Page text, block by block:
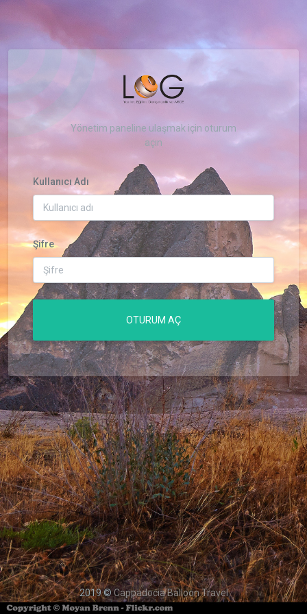
Yönetim paneline ulaşmak için oturum
açın
Kullanıcı Adı
Şifre
OTURUM AÇ
2019 ©Cappadocia Balloon Travel